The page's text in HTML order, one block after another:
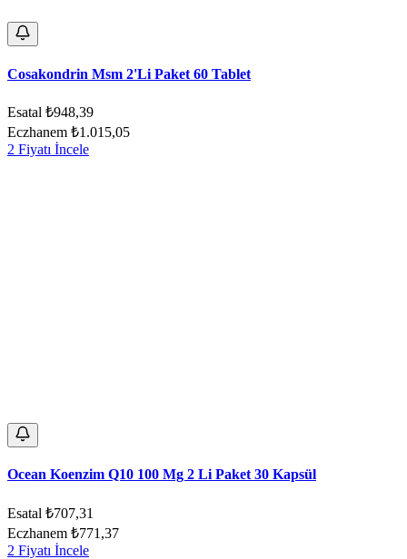
Cosakondrin Msm 2'Li Paket 60 Tablet
Esatal ₺948,39
Eczhanem ₺1.015,05
2 Fiyatı İncele
Ocean Koenzim Q10 100 Mg 2 Li Paket 30 Kapsül
Esatal ₺707,31
Eczhanem ₺771,37
2 Fiyatı İncele